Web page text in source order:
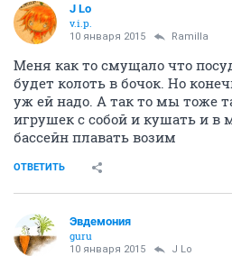
J Lo
v.i.p.
10 января 2015 Ramilla
Меня как то смущало что
будет колоть в бочок. Но
уж ей надо. А так то мы тоже
игрушек с собой и кушать и в
бассейн плавать возим
ОТВЕТИТЬ
Эвдемония
guru
10 января 2015 J Lo